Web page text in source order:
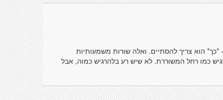
הוא צריך להסתיים. ואלה שורות משמעותיות
כמו רחל המשוררת. לא שיש רע בלהרגיש כמוה, אבל